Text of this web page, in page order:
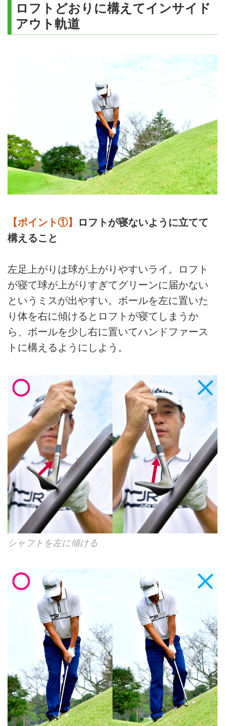
ロフトどおりに構えてインサイド
アウト軌道
【ポイント①】
ロフトが寝ないように立てて
構えること
左足上がりは球が上がりやすいライ。ロフト
が寝て球が上がりすぎてグリーンに届かない
というミスが出やすい。ボールを左に置いた
り体を右に傾けるとロフトが寝てしまうか
ら、ボールを少し右に置いてハンドファース
トに構えるようにしよう。
シャフトを左に傾ける